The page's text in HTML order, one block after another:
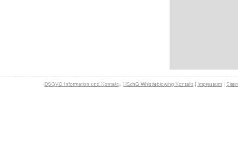
DSGVO Information und Kontakt | HSchG Whistleblowing Kontakt | Impressum |